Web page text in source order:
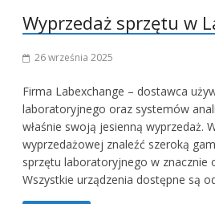
Wyprzedaż sprzętu w
26 września 2025
Firma Labexchange – dostawca
laboratoryjnego oraz systemów
właśnie swoją jesienną wyprzedaż.
wyprzedażowej znaleźć szeroką
sprzętu laboratoryjnego w znacznie
Wszystkie urządzenia dostępne są